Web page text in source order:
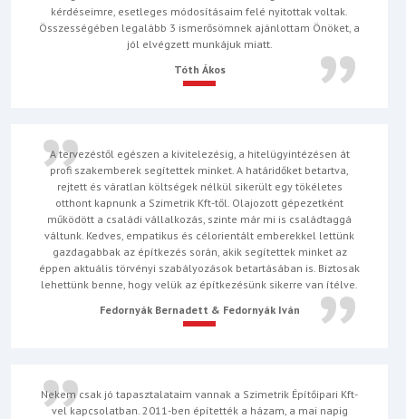
kérdéseimre, esetleges módosításaim felé nyitottak voltak.
Összességében legalább 3 ismerősömnek ajánlottam Önöket, a
jól elvégzett munkájuk miatt.
Tóth Ákos
A tervezéstől egészen a kivitelezésig, a hitelügyintézésen át
profi szakemberek segítettek minket. A határidőket betartva,
rejtett és váratlan költségek nélkül sikerült egy tökéletes
otthont kapnunk a Szimetrik Kft-től. Olajozott gépezetként
működött a családi vállalkozás, szinte már mi is családtaggá
váltunk. Kedves, empatikus és célorientált emberekkel lettünk
gazdagabbak az építkezés során, akik segítettek minket az
éppen aktuális törvényi szabályozások betartásában is. Biztosak
lehettünk benne, hogy velük az építkezésünk sikerre van ítélve.
Fedornyák Bernadett & Fedornyák Iván
Nekem csak jó tapasztalataim vannak a Szimetrik Építőipari Kft-
vel kapcsolatban. 2011-ben építették a házam, a mai napig